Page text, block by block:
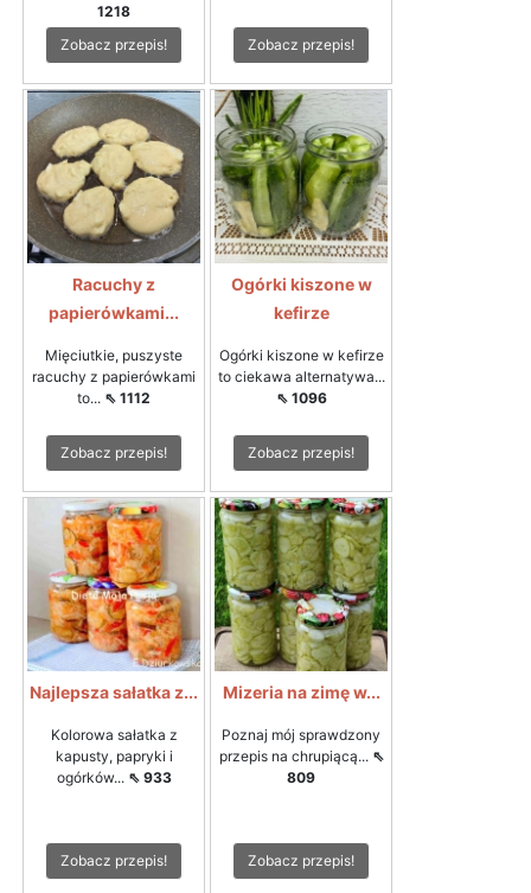
1218
Zobacz przepis!
Zobacz przepis!
Racuchy z
papierówkami...
Mięciutkie, puszyste
racuchy z papierówkami
to... ⇖ 1112
Zobacz przepis!
Ogórki kiszone w
kefirze
Ogórki kiszone w kefirze
to ciekawa alternatywa...
⇖ 1096
Zobacz przepis!
Najlepsza sałatka z...
Kolorowa sałatka z
kapusty, papryki i
ogórków... ⇖ 933
Zobacz przepis!
Mizeria na zimę w...
Poznaj mój sprawdzony
przepis na chrupiącą... ⇖
809
Zobacz przepis!